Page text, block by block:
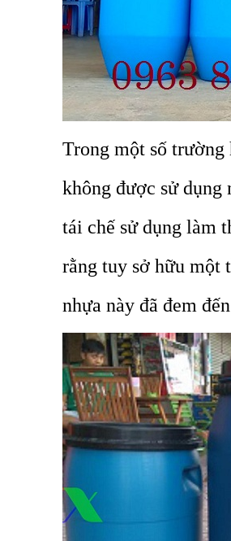
Trong một số trường
không được sử dụng
tái chế sử dụng làm
rằng tuy sở hữu một
nhựa này đã đem